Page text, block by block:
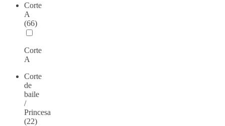
Corte
A
(66)
Corte
A
Corte
de
baile
/
Princesa
(22)